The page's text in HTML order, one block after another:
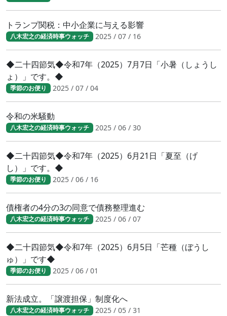
トランプ関税：中小企業に与える影響
八木宏之の経済時事ウォッチ 2025 / 07 / 16
◆二十四節気◆令和7年（2025）7月7日「小暑（しょうし
ょ）」です。◆
季節のお便り 2025 / 07 / 04
令和の米騒動
八木宏之の経済時事ウォッチ 2025 / 06 / 30
◆二十四節気◆令和7年（2025）6月21日「夏至（げ
し）」です。◆
季節のお便り 2025 / 06 / 16
債権者の4分の3の同意で債務整理進む
八木宏之の経済時事ウォッチ 2025 / 06 / 07
◆二十四節気◆令和7年（2025）6月5日「芒種（ぼうし
ゅ）」です◆
季節のお便り 2025 / 06 / 01
新法成立。「譲渡担保」制度化へ
八木宏之の経済時事ウォッチ 2025 / 05 / 31